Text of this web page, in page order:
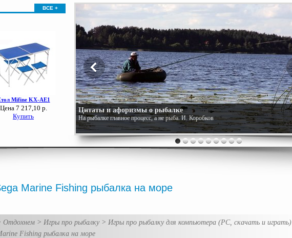
ВСЕ +
Цитаты и афоризмы о рыбалке
На рыбалке главное процесс, а не рыба. И. Коробков
Marine Fishing рыбалка на море
Отдохнем > Игры про рыбалку > Игры про рыбалку для компьютера (PC, скачать и играть)
Fishing рыбалка на море